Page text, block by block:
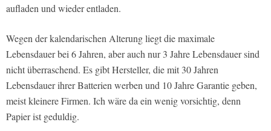
aufladen und wieder entladen.
Wegen der kalendarischen Alterung liegt die maximale
Lebensdauer bei 6 Jahren, aber auch nur 3 Jahre Lebensdauer sind
nicht überraschend. Es gibt Hersteller, die mit 30 Jahren
Lebensdauer ihrer Batterien werben und 10 Jahre Garantie geben,
meist kleinere Firmen. Ich wäre da ein wenig vorsichtig, denn
Papier ist geduldig.